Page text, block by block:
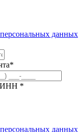
данных
ИНН *
данных